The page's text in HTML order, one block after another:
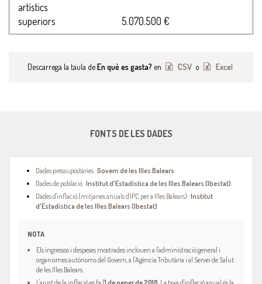
artístics
superiors
5.070.500 €
Descarrega la taula deEn què es gasta? en CSV o Excel
FONTS DE LES DADES
Dades pressupostàries ·Govern de les Illes Balears
Dades de població ·Institut d'Estadística de les Illes Balears (Ibestat)
Dades d'inflació (mitjanes anuals d'IPC per a Illes Balears) ·Institut
d'Estadística de les Illes Balears (Ibestat)
NOTA
Els ingressos i despeses mostrades inclouen a l'administració general i
organismes autònoms del Govern, a l'Agència Tributària i al Servei de Salut
de les Illes Balears.